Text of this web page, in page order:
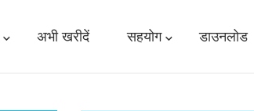
अभी खरीदें सहयोग डाउनलोड